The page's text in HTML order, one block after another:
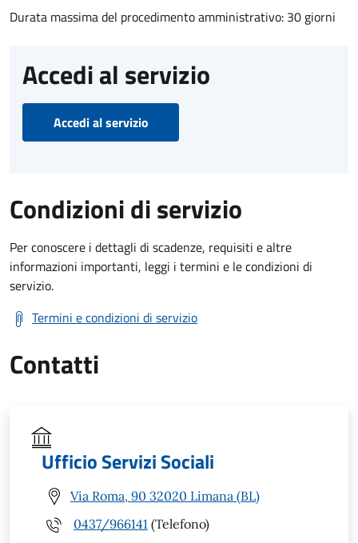
Durata massima del procedimento amministrativo: 30 giorni
Accedi al servizio
Accedi al servizio
Condizioni di servizio
Per conoscere i dettagli di scadenze, requisiti e altre
informazioni importanti, leggi i termini e le condizioni di
servizio.
Termini e condizioni di servizio
Contatti
Ufficio Servizi Sociali
Via Roma, 90 32020 Limana (BL)
0437/966141 (Telefono)